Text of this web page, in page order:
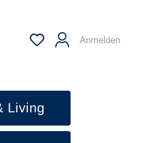
Anmelden
Living